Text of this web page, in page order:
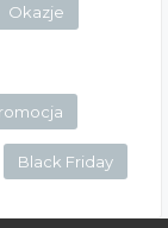
Okazje
Black Friday